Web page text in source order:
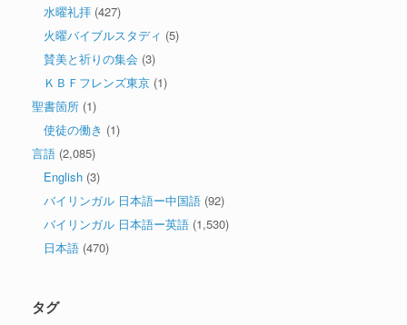
水曜礼拝 (427)
火曜バイブルスタディ (5)
賛美と祈りの集会 (3)
ＫＢＦフレンズ東京 (1)
聖書箇所 (1)
使徒の働き (1)
言語 (2,085)
English (3)
バイリンガル 日本語ー中国語 (92)
バイリンガル 日本語ー英語 (1,530)
日本語 (470)
タグ